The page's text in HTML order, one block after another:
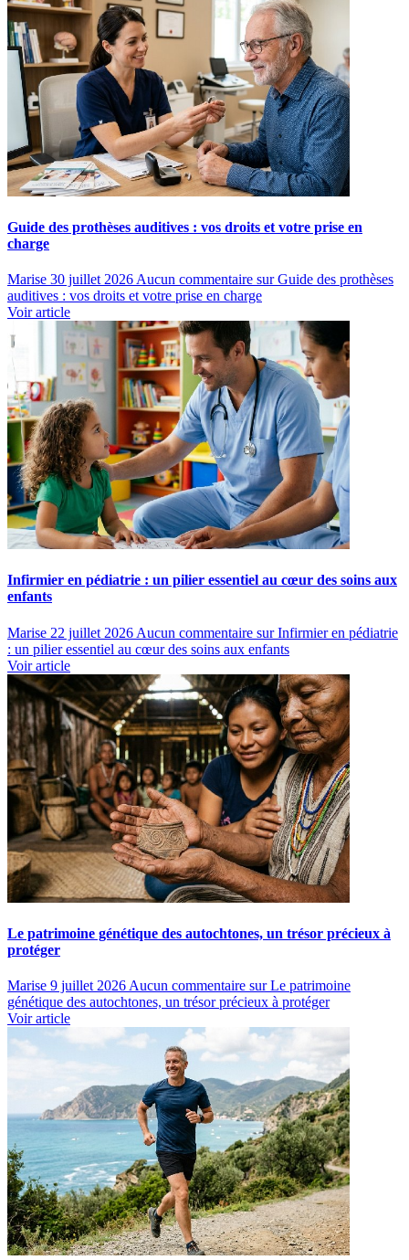
Guide des prothèses auditives : vos droits et votre prise en
charge
Marise 30 juillet 2026 Aucun commentaire sur Guide des prothèses
auditives : vos droits et votre prise en charge
Voir article
Infirmier en pédiatrie : un pilier essentiel au cœur des soins aux
enfants
Marise 22 juillet 2026 Aucun commentaire sur Infirmier en pédiatrie
: un pilier essentiel au cœur des soins aux enfants
Voir article
Le patrimoine génétique des autochtones, un trésor précieux à
protéger
Marise 9 juillet 2026 Aucun commentaire sur Le patrimoine
génétique des autochtones, un trésor précieux à protéger
Voir article